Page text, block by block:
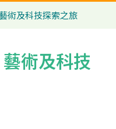
術及科技探索之旅
術及科技